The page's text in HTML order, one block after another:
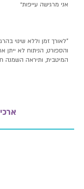
אני מרגישה עייפות״
"לאורך זמן וללא שינוי
והספורט, הניתוח לא ייתן
המיטבית, ותיראה השמנה